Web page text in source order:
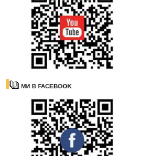
МИ В FACEBOOK